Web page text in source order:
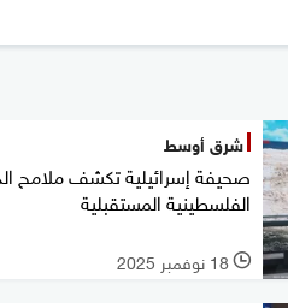
شرق أوسط
صحيفة إسرائيلية تكشف ملامح
الفلسطينية المستقبلية
l 18 نوفمبر 2025